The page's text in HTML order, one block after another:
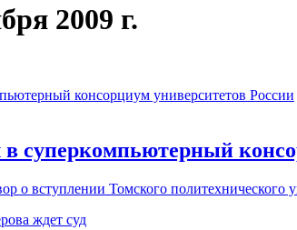
2009 г.
суперкомпьютерный
о вступлении Томского